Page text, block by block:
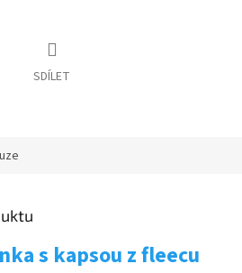
SDÍLET
s kapsou z fleecu